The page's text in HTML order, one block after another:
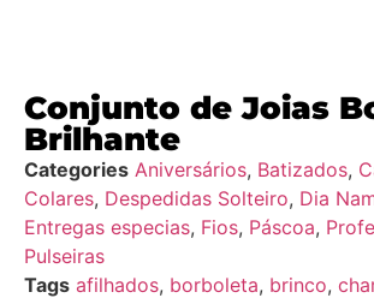
Conjunto de Joias
Brilhante
Categories Aniversários, Batizados,
Colares, Despedidas Solteiro, Dia
Entregas especias, Fios, Páscoa,
Pulseiras
Tags afilhados, borboleta, brinco,